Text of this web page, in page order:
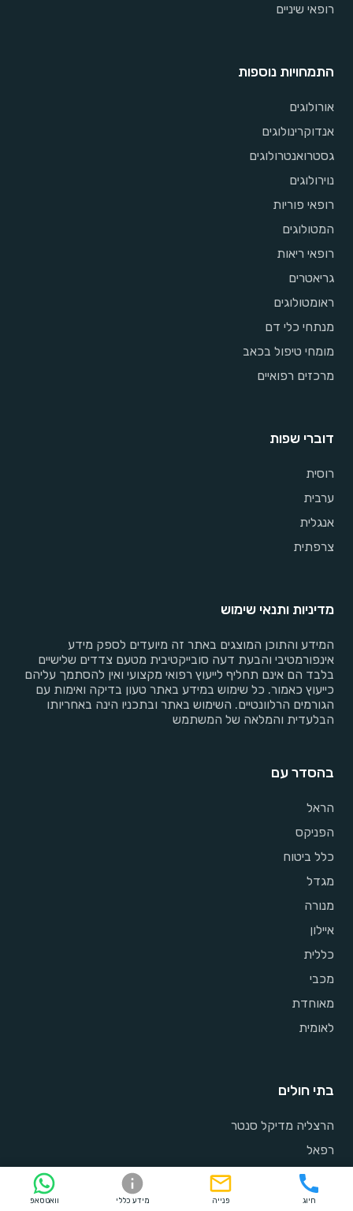
רופאי שיניים
התמחויות נוספות
אורולוגים
אנדוקרינולוגים
גסטרואנטרולוגים
נוירולוגים
רופאי פוריות
המטולוגים
רופאי ריאות
גריאטרים
ראומטולוגים
מנתחי כלי דם
מומחי טיפול בכאב
מרכזים רפואיים
דוברי שפות
רוסית
ערבית
אנגלית
צרפתית
מדיניות ותנאי שימוש
המידע והתוכן המוצגים באתר זה מיועדים לספק מידע
אינפורמטיבי והבעת דעה סובייקטיבית מטעם צדדים שלישיים
בלבד הם אינם תחליף לייעוץ רפואי מקצועי ואין להסתמך עליהם
כייעוץ כאמור. כל שימוש במידע באתר טעון בדיקה ואימות עם
הגורמים הרלוונטיים. השימוש באתר ובתכניו הינה באחריותו
הבלעדית והמלאה של המשתמש
בהסדר עם
הראל
הפניקס
כלל ביטוח
מגדל
מנורה
איילון
כללית
מכבי
מאוחדת
לאומית
בתי חולים
הרצליה מדיקל סנטר
רפאל
אסותא
בית חולים אלישע
חיוג פנייה מידע כללי וואטסאפ